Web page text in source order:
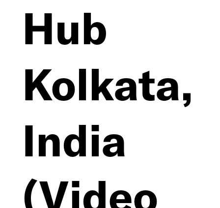
Deutsch
English
Imprint
Kontakt
Hub
Kolkata,
India
(Video